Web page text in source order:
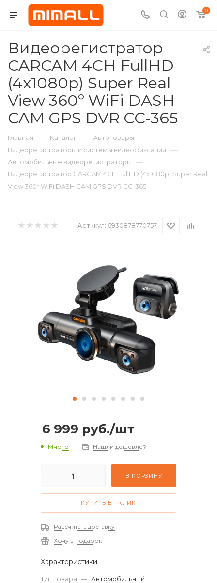
0
Видеорегистратор
CARCAM 4CH FullHD
(4x1080p) Super Real
View 360º WiFi DASH
CAM GPS DVR CC-365
Главная — Каталог — Автотовары —
Видеорегистраторы и системы видеофиксации —
Автомобильные видеорегистраторы —
Видеорегистратор CARCAM 4CH FullHD (4x1080p) Super Real
View 360º WiFi DASH CAM GPS DVR CC-365
Артикул: 6930878770757
6 999 руб./шт
Много Нашли дешевле?
В КОРЗИНУ
КУПИТЬ В 1 КЛИК
Рассчитать доставку
Хочу в подарок
Характеристики
Тип товара — Автомобильный